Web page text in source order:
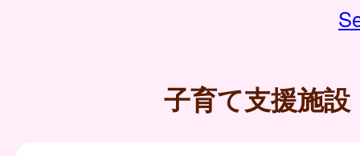
子育て支援施設